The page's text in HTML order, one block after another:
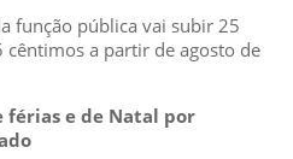
função pública vai subir 25
a partir de agosto de
férias e de Natal por